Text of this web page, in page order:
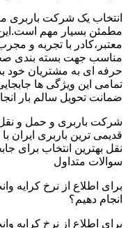
انتخاب یک شرکت باربری
مطمئن بسیار مهم
معتبر،کادر با تجربه و
مناسب جهت بسته بندی
حرفه ای به مشتریان خود
تمامی این ویژگی ها
ضمانت تحویل سالم بار
شرکت باربری و حمل و
نقل بهترین انتخاب برای
سوالات متداول
انجام دهیم؟